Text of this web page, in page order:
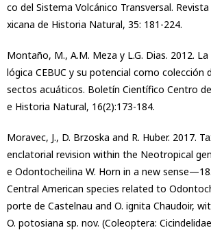
co del Sistema Volcánico Transversal.
xicana de Historia Natural, 35: 181-224.
Montaño, M., A.M. Meza y L.G. Dias. 2012.
lógica CEBUC y su potencial como colección
sectos acuáticos. Boletín Científico Centro
e Historia Natural, 16(2):173-184.
Moravec, J., D. Brzoska and R. Huber. 2017.
enclatorial revision within the Neotropical
e Odontocheilina W. Horn in a new
Central American species related to
porte de Castelnau and O. ignita Chaudoir,
O. potosiana sp. nov. (Coleoptera: